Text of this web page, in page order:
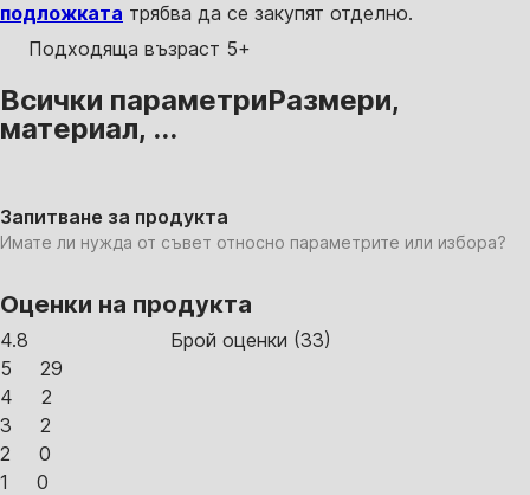
подложката трябва да се закупят отделно.
Подходяща възраст 5+
Всички параметриРазмери,
материал, ...
Запитване за продукта
Имате ли нужда от съвет относно параметрите или избора?
Оценки на продукта
4.8 Брой оценки (33)
5
29
4
2
3
2
2
0
1
0